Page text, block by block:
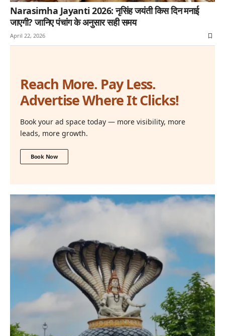
Narasimha Jayanti 2026: नृसिंह जयंती किस दिन मनाई
जाएगी? जानिए पंचांग के अनुसार सही समय
April 22, 2026
Reach More. Pay Less.
Advertise Where It Clicks!
Book your ad space today — more visibility, more
leads, more growth.
Book Now